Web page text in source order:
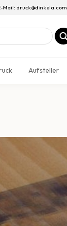
Mail: druck@dinkela.com
Aufsteller